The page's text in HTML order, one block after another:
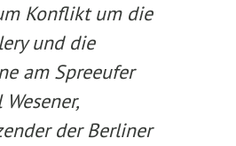
Konflikt um die
und die
am Spreeufer
der Berliner